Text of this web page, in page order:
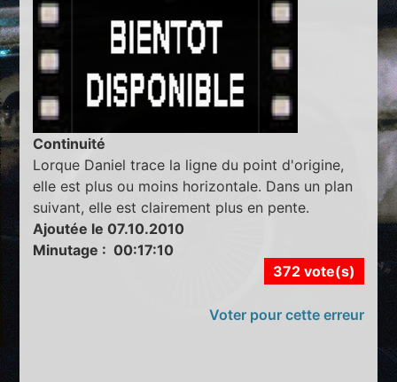
Continuité
Lorque Daniel trace la ligne du point d'origine,
elle est plus ou moins horizontale. Dans un plan
suivant, elle est clairement plus en pente.
Ajoutée le 07.10.2010
Minutage : 00:17:10
372 vote(s)
Voter pour cette erreur